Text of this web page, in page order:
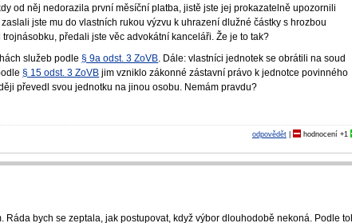
od něj nedorazila první měsíční platba, jistě jste jej prokazatelně upozornili
jste mu do vlastních rukou výzvu k uhrazení dlužné částky s hrozbou
předali jste věc advokátní kanceláři. Že je to tak?
služeb podle§ 9a odst. 3 ZoVB. Dále: vlastníci jednotek se obrátili na soud
§ 15 odst. 3 ZoVB jim vzniklo zákonné zástavní právo k jednotce povinného
převedl svou jednotku na jinou osobu. Nemám pravdu?
odpovědět| hodnocení +1
Ráda bych se zeptala, jak postupovat, když výbor dlouhodobě nekoná. Podle